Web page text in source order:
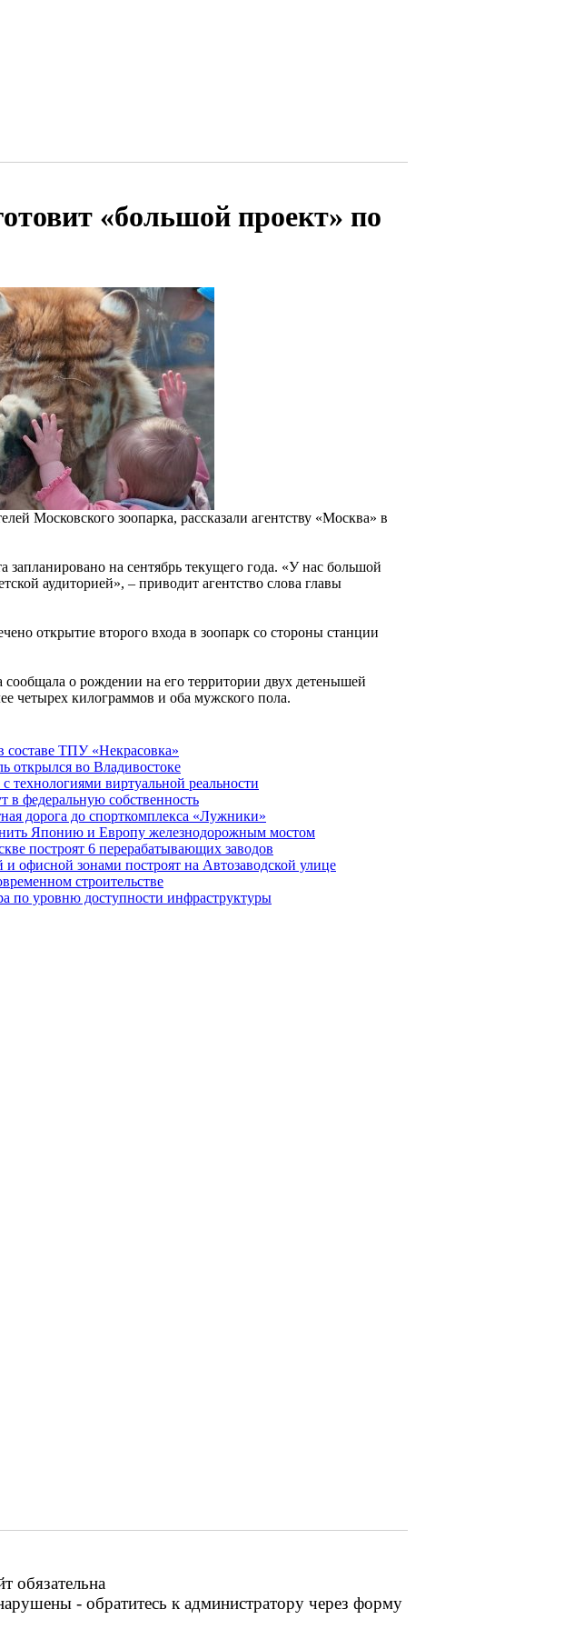
«большой проект» по
Московского зоопарка, рассказали агентству «Москва» в
запланировано на сентябрь текущего года. «У нас большой
аудиторией», – приводит агентство слова главы
открытие второго входа в зоопарк со стороны станции
о рождении на его территории двух детенышей
четырех килограммов и оба мужского пола.
составе ТПУ «Некрасовка»
открылся во Владивостоке
технологиями виртуальной реальности
в федеральную собственность
дорога до спорткомплекса «Лужники»
Японию и Европу железнодорожным мостом
построят 6 перерабатывающих заводов
офисной зонами построят на Автозаводской улице
строительстве
по уровню доступности инфраструктуры
обязательна
- обратитесь к администратору через форму